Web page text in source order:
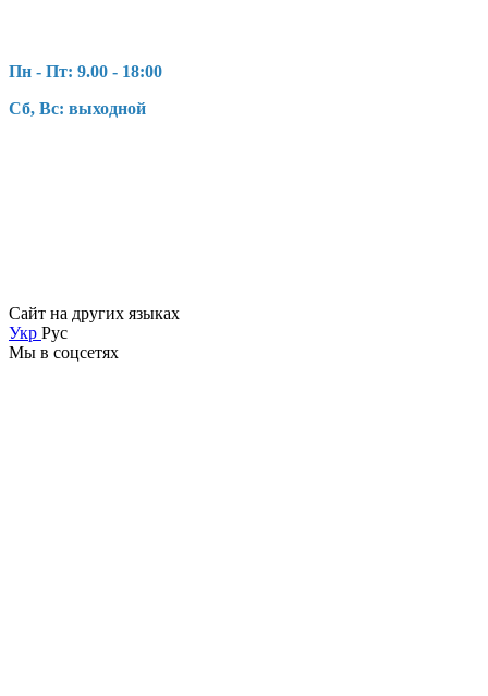
Пн - Пт: 9.00 - 18:00
Сб, Вс: выходной
Сайт на других языках
Укр Рус
Мы в соцсетях